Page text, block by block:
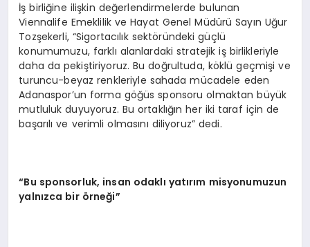
İş birliğine ilişkin değerlendirmelerde bulunan
Viennalife Emeklilik ve Hayat Genel Müdürü Sayın Uğur
Tozşekerli, “Sigortacılık sektöründeki güçlü
konumumuzu, farklı alanlardaki stratejik iş birlikleriyle
daha da pekiştiriyoruz. Bu doğrultuda, köklü geçmişi ve
turuncu-beyaz renkleriyle sahada mücadele eden
Adanaspor’un forma göğüs sponsoru olmaktan büyük
mutluluk duyuyoruz. Bu ortaklığın her iki taraf için de
başarılı ve verimli olmasını diliyoruz” dedi.
“Bu sponsorluk, insan odaklı yatırım misyonumuzun
yalnızca bir örneği”